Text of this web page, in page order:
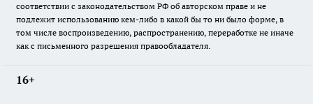
соответствии с законодательством РФ об авторском праве и не
подлежит использованию кем-либо в какой бы то ни было форме, в
том числе воспроизведению, распространению, переработке не иначе
как с письменного разрешения правообладателя.
16+